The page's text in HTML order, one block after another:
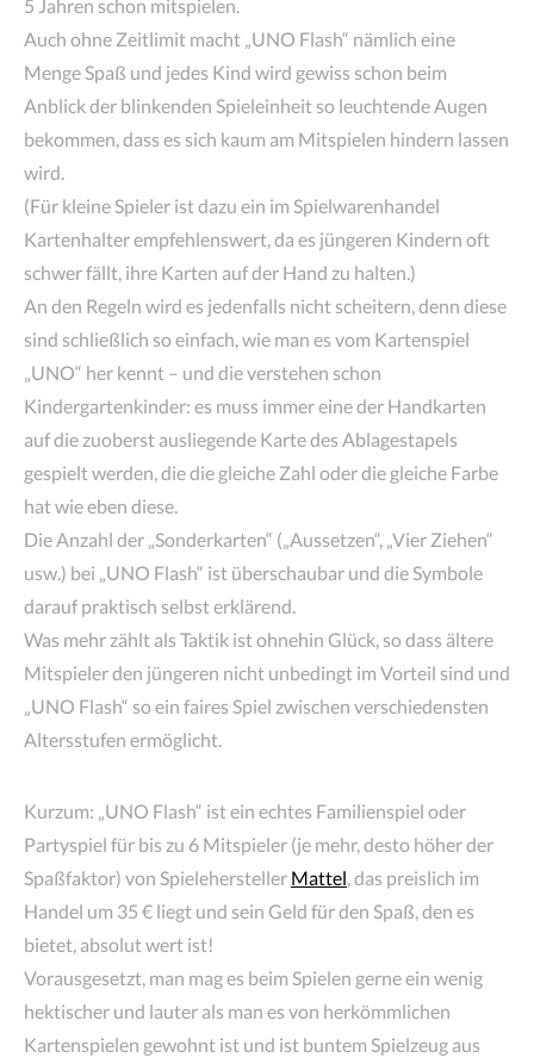
5 Jahren schon mitspielen.
Auch ohne Zeitlimit macht „UNO Flash“ nämlich eine
Menge Spaß und jedes Kind wird gewiss schon beim
Anblick der blinkenden Spieleinheit so leuchtende Augen
bekommen, dass es sich kaum am Mitspielen hindern lassen
wird.
(Für kleine Spieler ist dazu ein im Spielwarenhandel
Kartenhalter empfehlenswert, da es jüngeren Kindern oft
schwer fällt, ihre Karten auf der Hand zu halten.)
An den Regeln wird es jedenfalls nicht scheitern, denn diese
sind schließlich so einfach, wie man es vom Kartenspiel
„UNO“ her kennt – und die verstehen schon
Kindergartenkinder: es muss immer eine der Handkarten
auf die zuoberst ausliegende Karte des Ablagestapels
gespielt werden, die die gleiche Zahl oder die gleiche Farbe
hat wie eben diese.
Die Anzahl der „Sonderkarten“ („Aussetzen“, „Vier Ziehen“
usw.) bei „UNO Flash“ ist überschaubar und die Symbole
darauf praktisch selbst erklärend.
Was mehr zählt als Taktik ist ohnehin Glück, so dass ältere
Mitspieler den jüngeren nicht unbedingt im Vorteil sind und
„UNO Flash“ so ein faires Spiel zwischen verschiedensten
Altersstufen ermöglicht.
Kurzum: „UNO Flash“ ist ein echtes Familienspiel oder
Partyspiel für bis zu 6 Mitspieler (je mehr, desto höher der
Spaßfaktor) von Spielehersteller Mattel, das preislich im
Handel um 35 € liegt und sein Geld für den Spaß, den es
bietet, absolut wert ist!
Vorausgesetzt, man mag es beim Spielen gerne ein wenig
hektischer und lauter als man es von herkömmlichen
Kartenspielen gewohnt ist und ist buntem Spielzeug aus